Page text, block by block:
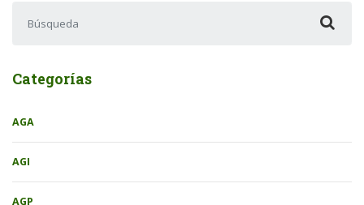
Categorías
AGA
AGI
AGP